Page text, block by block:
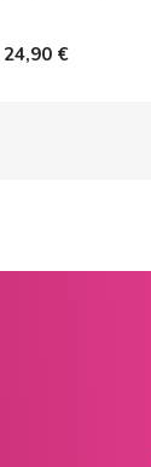
24,90 €